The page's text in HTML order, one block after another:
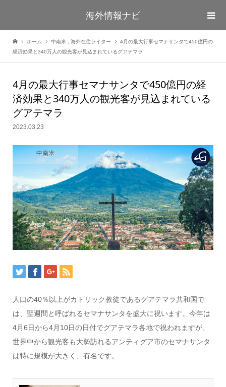
海外情報ナビ
ホーム 中南米 海外在住ライター
4月の最大行事セマナサンタで450億円の
経済効果と340万人の観光客が見込まれているグアテマラ
4月の最大行事セマナサンタで450億円の経
済効果と340万人の観光客が見込まれている
グアテマラ
2023.03.23
中南米
人口の40％以上がカトリック教徒であるグアテマラ共和国で
は、聖週間と呼ばれるセマナサンタを盛大に祝います。今年は
4月6日から4月10日の日付でグアテマラ各地で祝われますが、
世界中から観光客も大勢訪れるアンティグア市のセマナサンタ
は特に規模が大きく、有名です。